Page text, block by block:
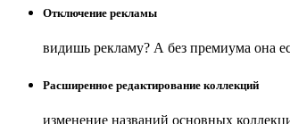
Отключение рекламы
видишь рекламу? А без премиума она
Расширенное редактирование коллекций
изменение названий основных